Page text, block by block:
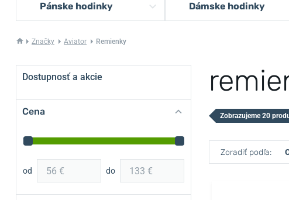
Pánske hodinky Dámske hodinky
Značky Aviator Remienky
Dostupnosť a akcie
Cena
od do
Zobrazujeme 20
Zoradiť podľa: